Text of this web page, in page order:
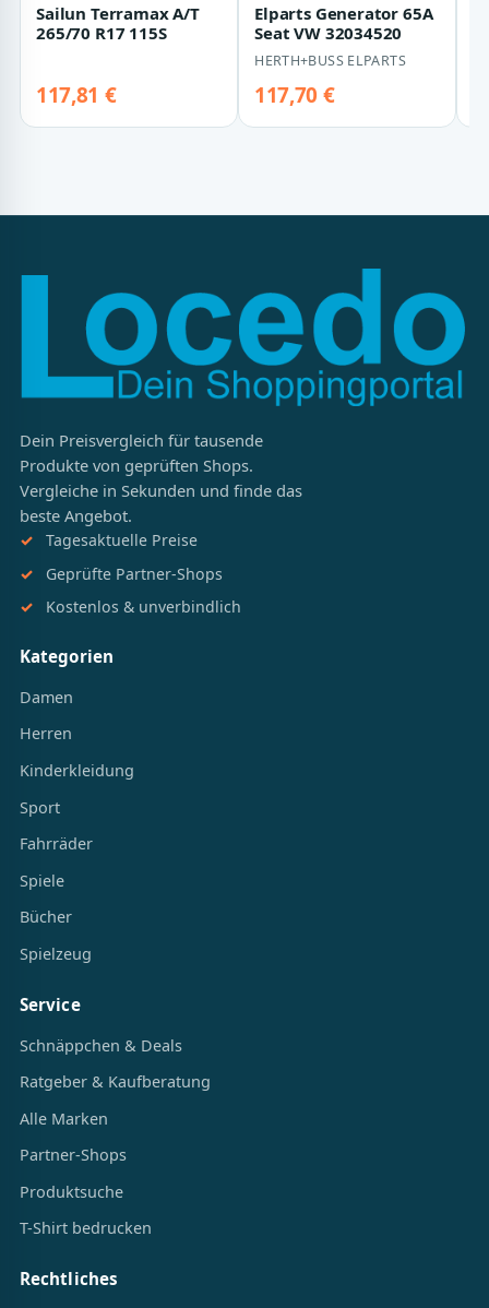
Sailun Terramax A/T
265/70 R17 115S
117,81 €
Elparts Generator 65A
Seat VW 32034520
HERTH+BUSS ELPARTS
117,70 €
Dein Preisvergleich für tausende
Produkte von geprüften Shops.
Vergleiche in Sekunden und finde das
beste Angebot.
Tagesaktuelle Preise
Geprüfte Partner-Shops
Kostenlos & unverbindlich
Kategorien
Damen
Herren
Kinderkleidung
Sport
Fahrräder
Spiele
Bücher
Spielzeug
Service
Schnäppchen & Deals
Ratgeber & Kaufberatung
Alle Marken
Partner-Shops
Produktsuche
T-Shirt bedrucken
Rechtliches